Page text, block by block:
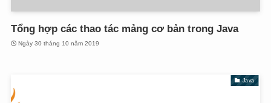
Tổng hợp các thao tác mảng cơ bản trong Java
Ngày 30 tháng 10 năm 2019
Java